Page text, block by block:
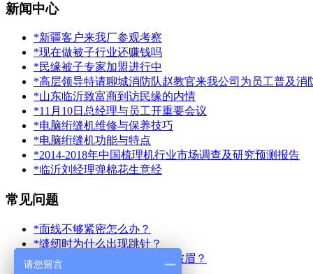
新闻中心
*新疆客户来我厂参观考察
*现在做被子行业还赚钱吗
*民缘被子专家加盟进行中
*高层领导特请聊城消防队赵教官来我公司为员工普及消
*山东临沂致富商到访民缘的内情
*11月10日总经理与员工开重要会议
*电脑绗缝机维修与保养技巧
*电脑绗缝机功能与特点
*2014-2018年中国梳理机行业市场调查及研究预测报告
*临沂刘经理弹棉花生意经
常见问题
*面线不够紧密怎么办？
*缝纫时为什么出现跳针？
*为什么绗缝出的被子有大量皱眉？
请您留言